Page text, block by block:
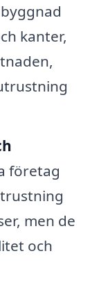
kanter,
företag
men de
och